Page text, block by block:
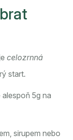
celozrnná
start.
alespoň 5g na
sirupem nebo